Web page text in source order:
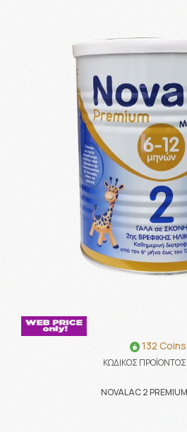
132 Coins
ΚΩΔΙΚΟΣ ΠΡΟΪΟΝΤΟΣ:
NOVALAC 2